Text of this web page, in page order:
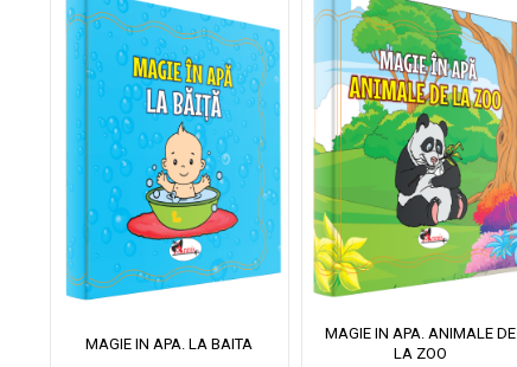
MAGIE IN APA. LA BAITA
MAGIE IN APA. ANIMALE DE
LA ZOO